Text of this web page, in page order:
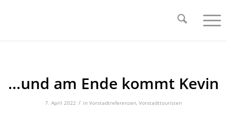
…und am Ende kommt Kevin
7. April 2022 / in Vorstadtreferenzen, Vorstadttouristen